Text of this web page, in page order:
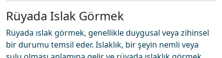
Rüyada Islak Görmek
Rüyada ıslak görmek, genellikle duygusal veya zihinsel
bir durumu temsil eder. Islaklık, bir şeyin nemli veya